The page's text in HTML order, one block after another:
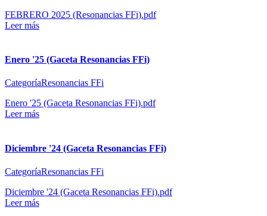
FEBRERO 2025 (Resonancias FFi).pdf
Leer más
Enero '25 (Gaceta Resonancias FFi)
CategoríaResonancias FFi
Enero '25 (Gaceta Resonancias FFi).pdf
Leer más
Diciembre '24 (Gaceta Resonancias FFi)
CategoríaResonancias FFi
Diciembre '24 (Gaceta Resonancias FFi).pdf
Leer más